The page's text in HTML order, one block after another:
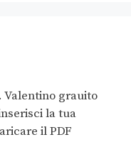
Valentino grauito
la tua
il PDF